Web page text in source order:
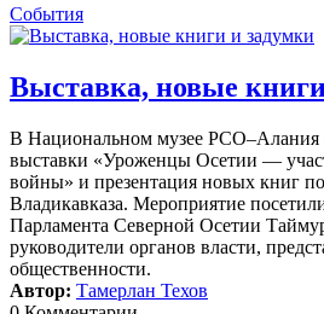
События
Выставка, новые
В Национальном музее РСО–Алания
выставки «Уроженцы Осетии —
войны» и презентация новых книг
Владикавказа. Мероприятие
Парламента Северной Осетии
руководители органов власти,
общественности.
Автор: Тамерлан Техов